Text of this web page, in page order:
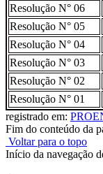
Resolução N° 06
Resolução N° 05
Resolução N° 04
Resolução N° 03
Resolução N° 02
Resolução N° 01
registrado em:
Fim do conteúdo da
Voltar para o topo
Início da navegação